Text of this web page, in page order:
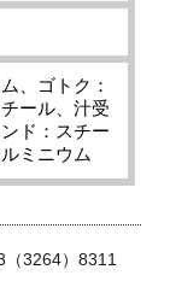
、ゴトク：
ール、汁受
ド：スチー
ミニウム
3264）8311